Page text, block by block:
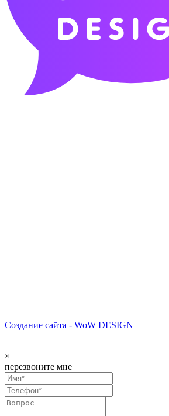
Создание сайта - WoW DESIGN
×
перезвоните мне